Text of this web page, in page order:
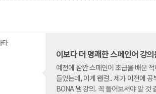
이보다 더 명쾌한 스페인어 강
예전에 잠깐 스페인어 초급을 배운
들었는데, 이게 왠걸.. 제가 이전에
BONA 쌤 강의. 꼭 들어보셔야 알 것